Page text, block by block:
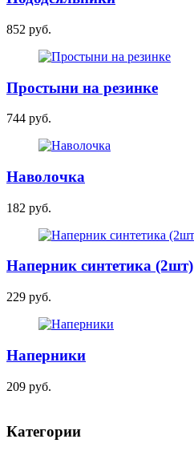
852 руб.
Простыни на резинке
744 руб.
Наволочка
182 руб.
Наперник синтетика (2шт)
229 руб.
Наперники
209 руб.
Категории